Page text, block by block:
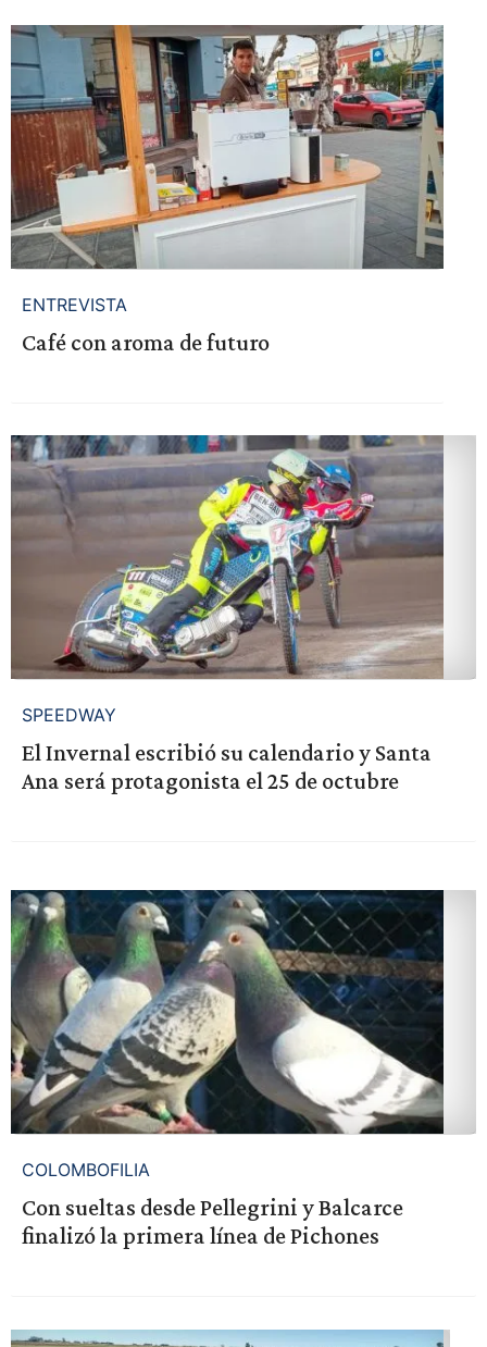
ENTREVISTA
Café con aroma de futuro
SPEEDWAY
El Invernal escribió su calendario y Santa
Ana será protagonista el 25 de octubre
COLOMBOFILIA
Con sueltas desde Pellegrini y Balcarce
finalizó la primera línea de Pichones